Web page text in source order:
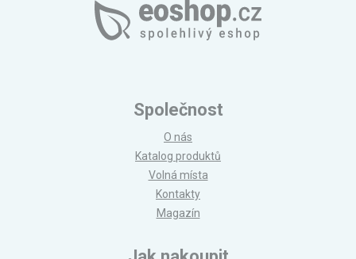
Společnost
O nás
Katalog produktů
Volná místa
Kontakty
Magazín